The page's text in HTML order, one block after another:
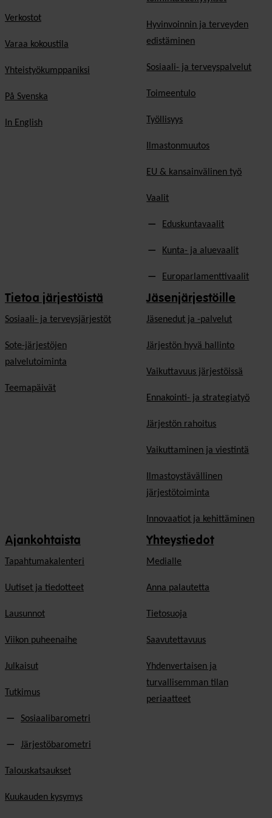
Verkostot
Varaa kokoustila
Yhteistyökumppaniksi
På Svenska
In English
Hyvinvoinnin ja terveyden
edistäminen
Sosiaali- ja terveyspalvelut
Toimeentulo
Työllisyys
Ilmastonmuutos
EU & kansainvälinen työ
Vaalit
Eduskuntavaalit
Kunta- ja aluevaalit
Europarlamenttivaalit
Tietoa järjestöistä
Sosiaali- ja terveysjärjestöt
Sote-järjestöjen
palvelutoiminta
Teemapäivät
Jäsenjärjestöille
Jäsen­edut ja -palvelut
Järjestön hyvä hallinto
Vaikuttavuus järjestöissä
Ennakointi- ja strategiatyö
Järjestön rahoitus
Vaikuttaminen ja viestintä
Ilmastoystävällinen
järjestötoiminta
Innovaatiot ja kehittäminen
Ajankohtaista
Tapahtumakalenteri
Uutiset ja tiedotteet
Lausunnot
Viikon puheenaihe
Julkaisut
Tutkimus
Sosiaalibarometri
Järjestöbarometri
Talouskatsaukset
Kuukauden kysymys
Yhteystiedot
Medialle
Anna palautetta
Tietosuoja
Saavutettavuus
Yhdenvertaisen ja
turvallisemman tilan
periaatteet